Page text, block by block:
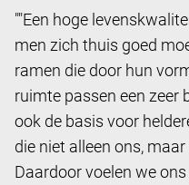
""Een hoge
men zich thuis goed
ramen die door hun
ruimte passen een zeer
ook de basis voor
die niet alleen ons,
Daardoor voelen we